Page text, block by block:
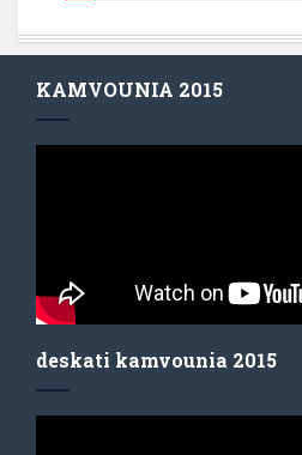
KAMVOUNIA 2015
deskati kamvounia 2015